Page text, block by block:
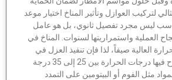
العوازل وتأثير المناخ اختيار موعد
تفصيل ثانوي، بل هو عامل
واستمراريتها لسنوات. المناخ في
صيفاً، لذا فإن تنفيذ العزل في
الأوقات التي تتراوح فيها درجات الحرارة بين 25 إلى 35 درجة
أو البيتومين على التمدد